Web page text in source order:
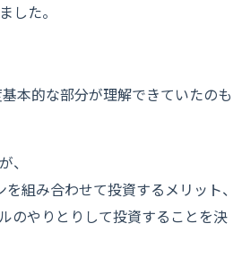
した。
本的な部分が理解できていたのも
、
を組み合わせて投資するメリット、
のやりとりして投資することを決